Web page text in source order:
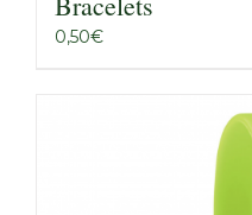
0,50€